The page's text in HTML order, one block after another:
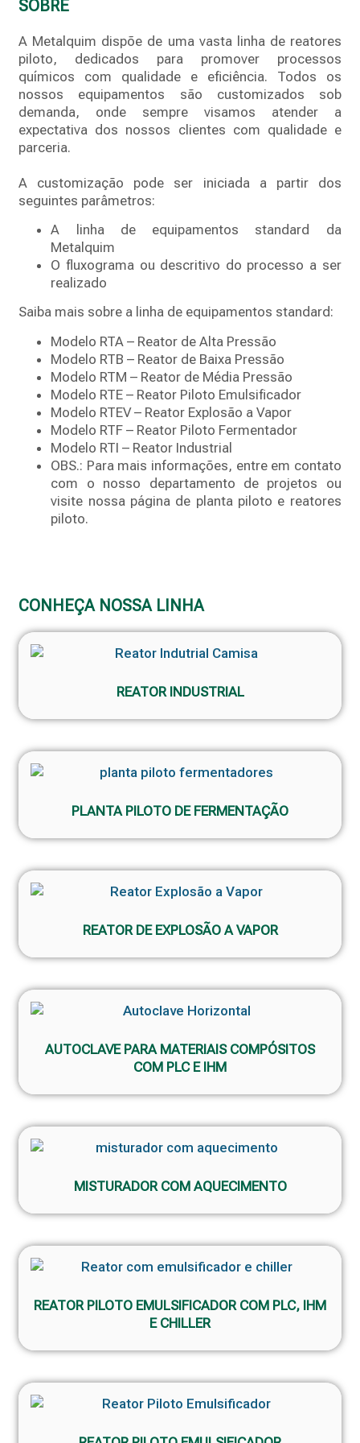
SOBRE
A Metalquim dispõe de uma vasta linha de reatores
piloto, dedicados para promover processos
químicos com qualidade e eficiência. Todos os
nossos equipamentos são customizados sob
demanda, onde sempre visamos atender a
expectativa dos nossos clientes com qualidade e
parceria.
A customização pode ser iniciada a partir dos
seguintes parâmetros:
A linha de equipamentos standard da
Metalquim
O fluxograma ou descritivo do processo a ser
realizado
Saiba mais sobre a linha de equipamentos standard:
Modelo RTA – Reator de Alta Pressão
Modelo RTB – Reator de Baixa Pressão
Modelo RTM – Reator de Média Pressão
Modelo RTE – Reator Piloto Emulsificador
Modelo RTEV – Reator Explosão a Vapor
Modelo RTF – Reator Piloto Fermentador
Modelo RTI – Reator Industrial
OBS.: Para mais informações, entre em contato
com o nosso departamento de projetos ou
visite nossa página de planta piloto e reatores
piloto.
CONHEÇA NOSSA LINHA
REATOR INDUSTRIAL
PLANTA PILOTO DE FERMENTAÇÃO
REATOR DE EXPLOSÃO A VAPOR
AUTOCLAVE PARA MATERIAIS COMPÓSITOS
COM PLC E IHM
MISTURADOR COM AQUECIMENTO
REATOR PILOTO EMULSIFICADOR COM PLC, IHM
E CHILLER